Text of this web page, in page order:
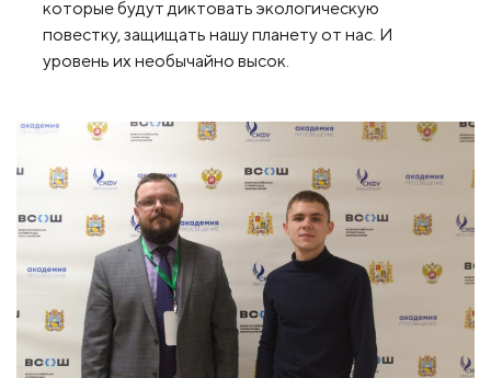
которые будут диктовать экологическую
повестку, защищать нашу планету от нас. И
уровень их необычайно высок.